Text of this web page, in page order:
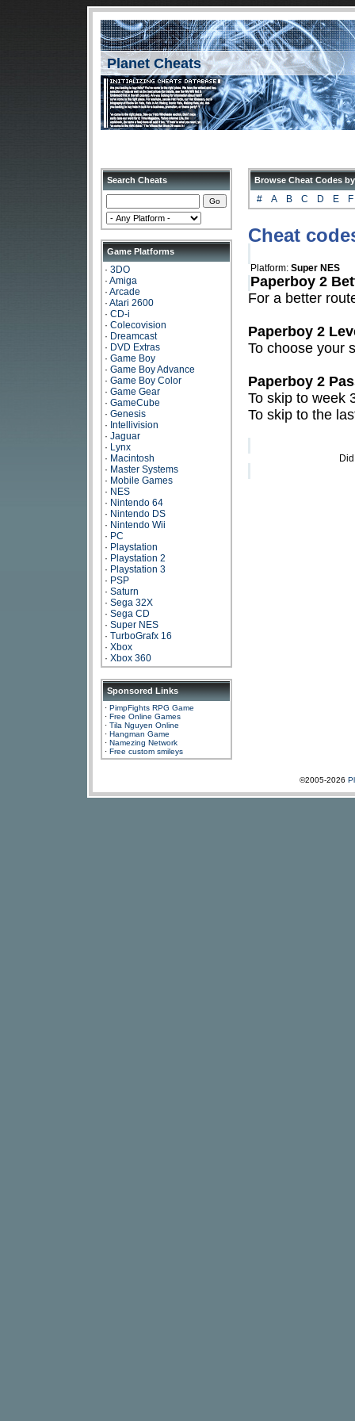
Planet Cheats
Search Cheats
Game Platforms
· 3DO
· Amiga
· Arcade
· Atari 2600
· CD-i
· Colecovision
· Dreamcast
· DVD Extras
· Game Boy
· Game Boy Advance
· Game Boy Color
· Game Gear
· GameCube
· Genesis
· Intellivision
· Jaguar
· Lynx
· Macintosh
· Master Systems
· Mobile Games
· NES
· Nintendo 64
· Nintendo DS
· Nintendo Wii
· PC
· Playstation
· Playstation 2
· Playstation 3
· PSP
· Saturn
· Sega 32X
· Sega CD
· Super NES
· TurboGrafx 16
· Xbox
· Xbox 360
Sponsored Links
· PimpFights RPG Game
· Free Online Games
· Tila Nguyen Online
· Hangman Game
· Namezing Network
· Free custom smileys
Browse Cheat Codes
# A B C D E F
Cheat
Platform: Super NES
Paperboy 2
For a better
Paperboy 2
To choose your
Paperboy 2
To skip to week
To skip to the
©2005-2026